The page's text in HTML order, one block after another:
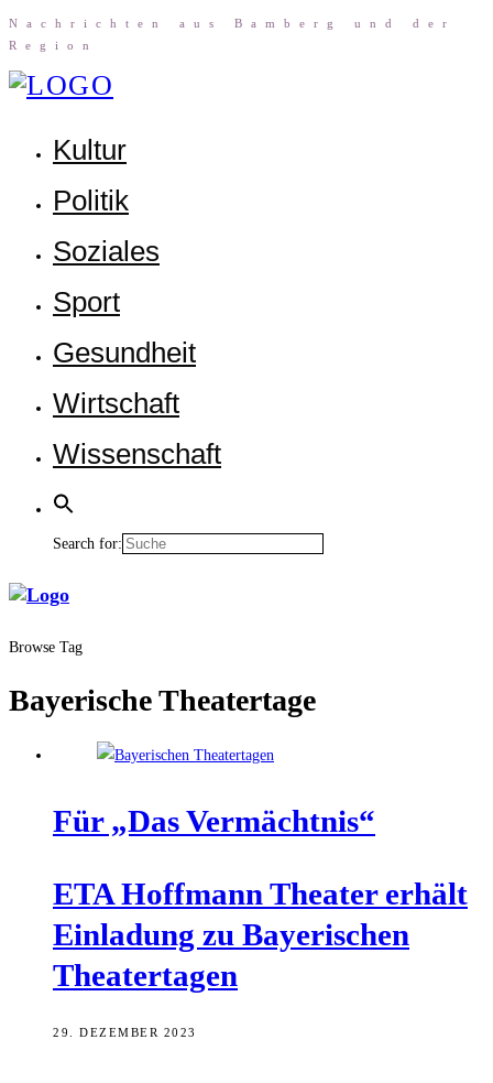
Nach­rich­ten aus Bam­berg und der
Region
Kul­tur
Poli­tik
Sozia­les
Sport
Gesund­heit
Wirt­schaft
Wis­sen­schaft
Search for:
Browse Tag
Bayerische Theatertage
Für „Das Vermächtnis“
ETA Hoff­mann Thea­ter erhält
Ein­la­dung zu Baye­ri­schen
Theatertagen
29. DEZEMBER 2023